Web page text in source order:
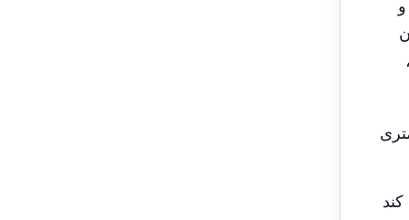
یک چشمه پرآب با لوله به مسیر ۲۲ کیلومتری
کند